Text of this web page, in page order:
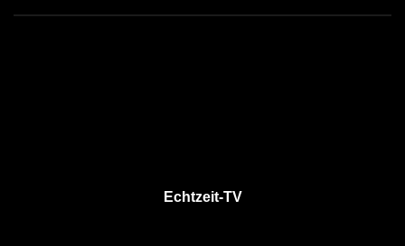
Echtzeit-TV